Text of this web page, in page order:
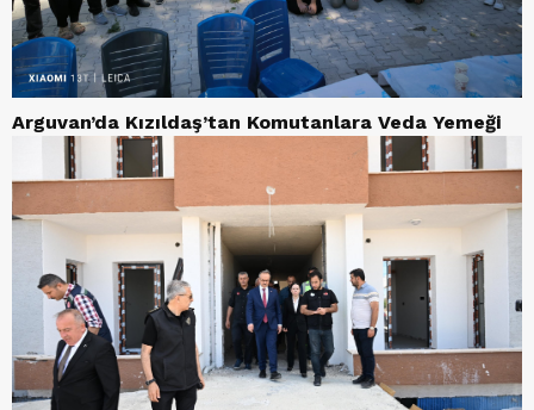
Arguvan’da Kızıldaş’tan Komutanlara Veda Yemeği